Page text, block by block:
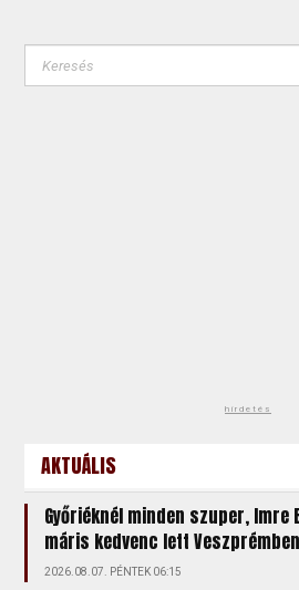
hirdetés
AKTUÁLIS
Győriéknél minden szuper, Imre
máris kedvenc lett Veszprémben
2026.08.07. PÉNTEK 06:15